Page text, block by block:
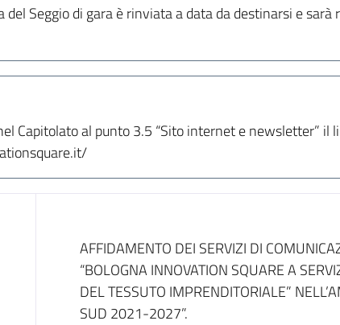
del Seggio di gara è rinviata a data da destinarsi e
Capitolato al punto 3.5 “Sito internet e newsletter”
Dati del bando
AFFIDAMENTO DEI SERVIZI DI
“BOLOGNA INNOVATION SQUARE A
DEL TESSUTO IMPRENDITORIALE”
SUD 2021-2027”.